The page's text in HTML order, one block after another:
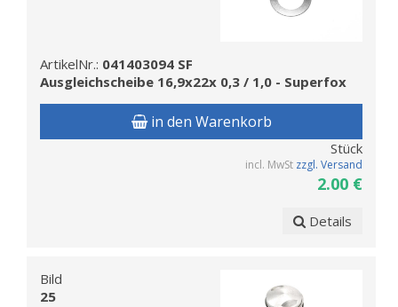
ArtikelNr.: 041403094 SF
Ausgleichscheibe 16,9x22x 0,3 / 1,0 - Superfox
in den Warenkorb
Stück
incl. MwSt zzgl. Versand
2.00 €
Details
Bild
25